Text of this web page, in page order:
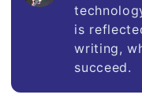
is
writing,
succeed.